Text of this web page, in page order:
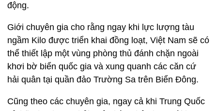
động.
Giới chuyên gia cho rằng ngay khi lực lượng tàu
ngầm Kilo được triển khai đồng loạt, Việt Nam sẽ có
thể thiết lập một vùng phòng thủ đánh chặn ngoài
khơi bờ biển quốc gia và xung quanh các căn cứ
hải quân tại quần đảo Trường Sa trên Biển Đông.
Cũng theo các chuyên gia, ngay cả khi Trung Quốc